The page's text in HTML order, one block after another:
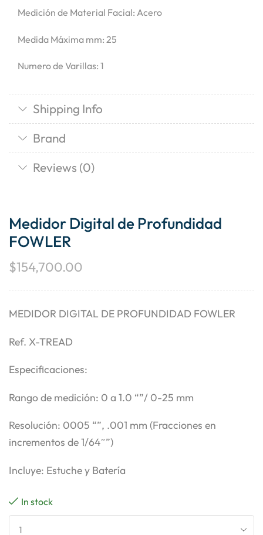
Medición de Material Facial: Acero
Medida Máxima mm: 25
Numero de Varillas: 1
Shipping Info
Brand
Reviews (0)
Medidor Digital de Profundidad
FOWLER
$154,700.00
MEDIDOR DIGITAL DE PROFUNDIDAD FOWLER
Ref. X-TREAD
Especificaciones:
Rango de medición: 0 a 1.0 “”/ 0-25 mm
Resolución: 0005 “”, .001 mm (Fracciones en
incrementos de 1/64″”)
Incluye: Estuche y Batería
In stock